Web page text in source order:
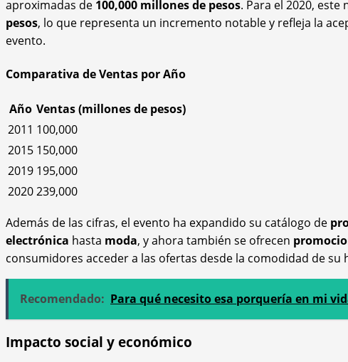
aproximadas de 100,000 millones de pesos. Para el 2020, este
pesos, lo que representa un incremento notable y refleja la
evento.
Comparativa de Ventas por Año
Año Ventas (millones de pesos)
2011 100,000
2015 150,000
2019 195,000
2020239,000
Además de las cifras, el evento ha expandido su catálogo de
electrónica hasta moda, y ahora también se ofrecen
consumidores acceder a las ofertas desde la comodidad de su
Recomendado: Para qué necesito esa porquería en mi
Impacto social y económico